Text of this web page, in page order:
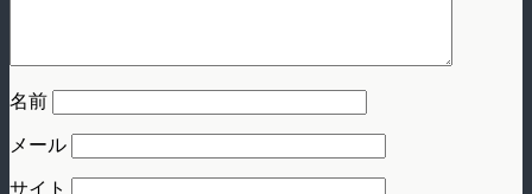
名前
メール
サイト